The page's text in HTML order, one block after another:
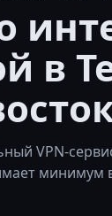
в
VPN-
минимум